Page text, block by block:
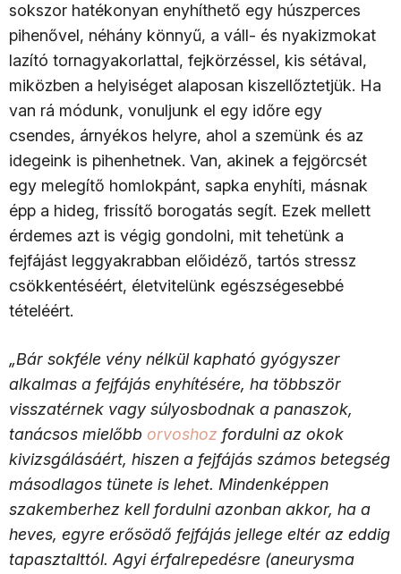
sokszor hatékonyan enyhíthető egy húszperces
pihenővel, néhány könnyű, a váll- és nyakizmokat
lazító tornagyakorlattal, fejkörzéssel, kis sétával,
miközben a helyiséget alaposan kiszellőztetjük. Ha
van rá módunk, vonuljunk el egy időre egy
csendes, árnyékos helyre, ahol a szemünk és az
idegeink is pihenhetnek. Van, akinek a fejgörcsét
egy melegítő homlokpánt, sapka enyhíti, másnak
épp a hideg, frissítő borogatás segít. Ezek mellett
érdemes azt is végig gondolni, mit tehetünk a
fejfájást leggyakrabban előidéző, tartós stressz
csökkentéséért, életvitelünk egészségesebbé
tételéért.
„Bár sokféle vény nélkül kapható gyógyszer
alkalmas a fejfájás enyhítésére, ha többször
visszatérnek vagy súlyosbodnak a panaszok,
tanácsos mielőbb orvoshoz fordulni az okok
kivizsgálásáért, hiszen a fejfájás számos betegség
másodlagos tünete is lehet. Mindenképpen
szakemberhez kell fordulni azonban akkor, ha a
heves, egyre erősödő fejfájás jellege eltér az eddig
tapasztalttól. Agyi érfalrepedésre (aneurysma